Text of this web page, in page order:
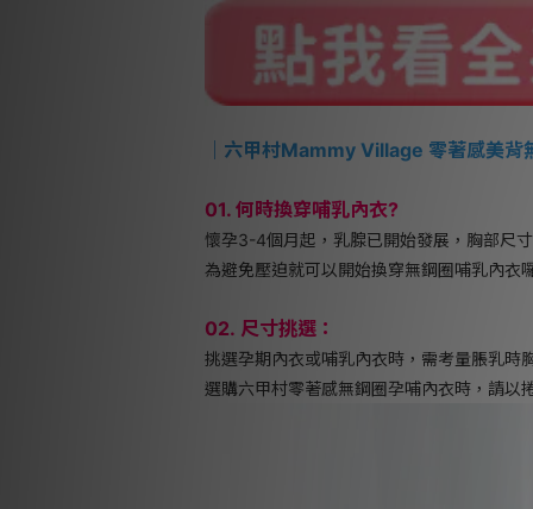
六甲村Mammy Village 零著感美背
01. 何時換穿哺乳內衣?
懷孕3-4個月起，乳腺已開始發展，胸部尺
為避免壓迫就可以開始換穿無鋼圈哺乳內衣
02. 尺寸挑選：
挑選孕期內衣或哺乳內衣時，需考量脹乳時
選購六甲村零著感無鋼圈孕哺內衣時，請以